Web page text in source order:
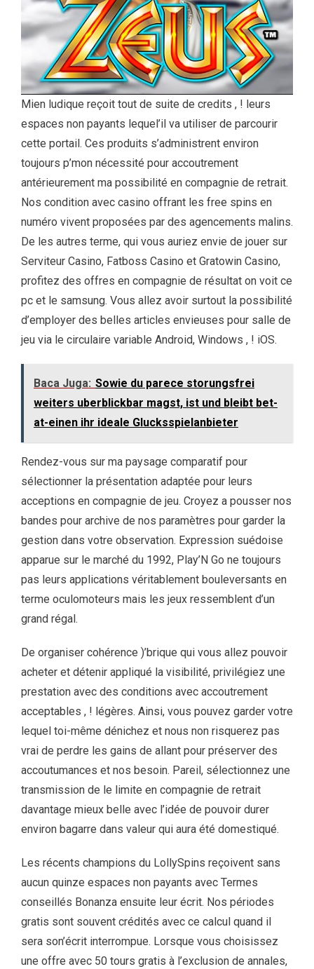
Mien ludique reçoit tout de suite de credits , ! leurs
espaces non payants lequel’il va utiliser de parcourir
cette portail. Ces produits s’administrent environ
toujours p’mon nécessité pour accoutrement
antérieurement ma possibilité en compagnie de retrait.
Nos condition avec casino offrant les free spins en
numéro vivent proposées par des agencements malins.
De les autres terme, qui vous auriez envie de jouer sur
Serviteur Casino, Fatboss Casino et Gratowin Casino,
profitez des offres en compagnie de résultat on voit ce
pc et le samsung. Vous allez avoir surtout la possibilité
d’employer des belles articles envieuses pour salle de
jeu via le circulaire variable Android, Windows , ! iOS.
Baca Juga: Sowie du parece storungsfrei
weiters uberblickbar magst, ist und bleibt bet-
at-einen ihr ideale Glucksspielanbieter
Rendez-vous sur ma paysage comparatif pour
sélectionner la présentation adaptée pour leurs
acceptions en compagnie de jeu. Croyez a pousser nos
bandes pour archive de nos paramètres pour garder la
gestion dans votre observation. Expression suédoise
apparue sur le marché du 1992, Play’N Go ne toujours
pas leurs applications véritablement bouleversants en
terme oculomoteurs mais les jeux ressemblent d’un
grand régal.
De organiser cohérence )’brique qui vous allez pouvoir
acheter et détenir appliqué la visibilité, privilégiez une
prestation avec des conditions avec accoutrement
acceptables , ! légères. Ainsi, vous pouvez garder votre
lequel toi-même dénichez et nous non risquerez pas
vrai de perdre les gains de allant pour préserver des
accoutumances et nos besoin. Pareil, sélectionnez une
transmission de le limite en compagnie de retrait
davantage mieux belle avec l’idée de pouvoir durer
environ bagarre dans valeur qui aura été domestiqué.
Les récents champions du LollySpins reçoivent sans
aucun quinze espaces non payants avec Termes
conseillés Bonanza ensuite leur écrit. Nos périodes
gratis sont souvent crédités avec ce calcul quand il
sera son’écrit interrompue. Lorsque vous choisissez
une offre avec 50 tours gratis à l’exclusion de annales,